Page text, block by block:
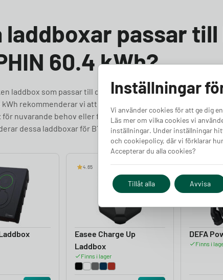
laddboxar passar till
60.4 kWh?
laddbox som passar till din BYD DOLPHIN 60.4 kWh? Vi
kWh rekommenderar vi att du väljer en laddbox med minst 11
för nuvarande behov eller framtidssäkra för en kraftfullare
dessa laddboxar för BYD DOLPHIN 60.4 kWh.
4.65
Easee Charge Up
Laddbox
Finns i lager
4.05
DEFA
Finns i
Inställningar
Vi använder cookies för att ge dig
Läs mer om vilka cookies vi
inställningar. Under inställningar
och cookiepolicy, där vi förklarar
Accepterar du alla cookies?
Tillåt alla Avvisa